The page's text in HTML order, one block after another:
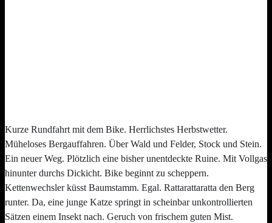
Kurze Rundfahrt mit dem Bike. Herrlichstes Herbstwetter.
Müheloses Bergauffahren. Über Wald und Felder, Stock und Stein.
Ein neuer Weg. Plötzlich eine bisher unentdeckte Ruine. Mit Vollgas
hinunter durchs Dickicht. Bike beginnt zu scheppern.
Kettenwechsler küsst Baumstamm. Egal. Rattarattaratta den Berg
runter. Da, eine junge Katze springt in scheinbar unkontrollierten
Sätzen einem Insekt nach. Geruch von frischem guten Mist.